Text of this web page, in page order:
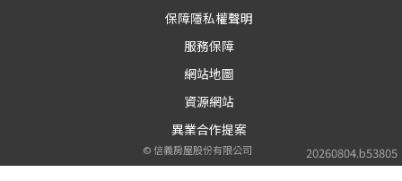
20260804.b53805
保障隱私權聲明
服務保障
網站地圖
資源網站
異業合作提案
©信義房屋股份有限公司